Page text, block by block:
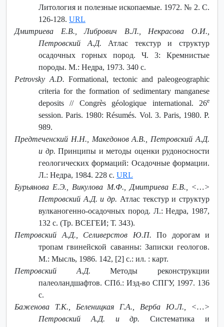
Литология и полезные ископаемые. 1972. № 2. С.
126-128. URL
Дмитриева Е.В., Либрович В.Л., Некрасова О.И.,
Петровский А.Д. Атлас текстур и структур
осадочных горных пород. Ч. 3: Кремнистые
породы. М.: Недра, 1973. 340 с.
Petrovsky A.D. Formational, tectonic and paleogeographic
criteria for the formation of sedimentary manganese
deposits // Congrès géologique international. 26e
session. Paris. 1980: Résumés. Vol. 3. Paris, 1980. P.
989.
Предтеченский Н.Н., Македонов А.В., Петровский А.Д.
и др. Принципы и методы оценки рудоносности
геологических формаций: Осадочные формации.
Л.: Недра, 1984. 228 с. URL
Бурьянова Е.Э., Викулова М.Ф., Дмитриева Е.В., ˂…˃
Петровский А.Д. и др. Атлас текстур и структур
вулканогенно-осадочных пород. Л.: Недра, 1987,
132 с. (Тр. ВСЕГЕИ; Т. 343).
Петровский А.Д., Селиверстов Ю.П. По дорогам и
тропам гвинейской саванны: Записки геологов.
М.: Мысль, 1986. 142, [2] с.: ил. : карт.
Петровский А.Д. Методы реконструкции
палеоландшафтов. СПб.: Изд-во СПГУ, 1997. 136
с.
Баженова Т.К., Беленицкая Г.А., Верба Ю.Л., ˂…˃
Петровский А.Д. и др. Систематика и